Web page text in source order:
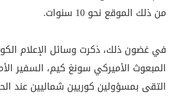
من ذلك الموقع نحو 10 سنوات.
في غضون ذلك، ذكرت وسائل الإعلام
المبعوث الأميركي سونغ كيم، السفير
التقى بمسؤولين كوريين شماليين عند